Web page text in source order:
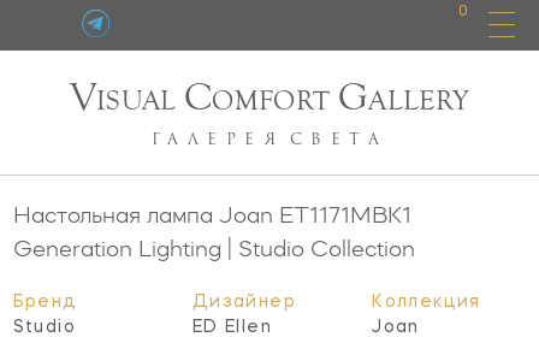
0
VISUAL COMFORT GALLERY
ГАЛЕРЕЯ СВЕТА
Настольная лампа Joan ET1171MBK1
Generation Lighting | Studio Collection
Бренд
Studio
Дизайнер
ED Ellen
Коллекция
Joan